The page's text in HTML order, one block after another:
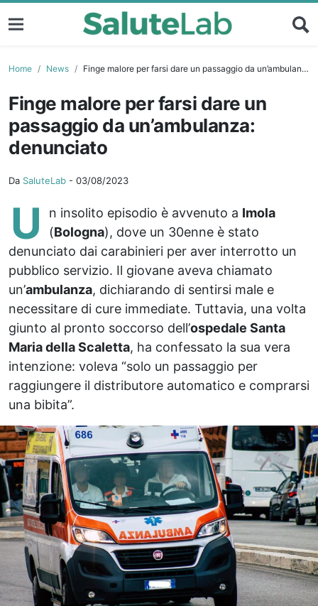
Home News Finge malore per farsi dare un passaggio da un’ambulanza: denunciato
Finge malore per farsi dare un
passaggio da un’ambulanza:
denunciato
Da SaluteLab - 03/08/2023
U n insolito episodio è avvenuto a Imola
(Bologna), dove un 30enne è stato
denunciato dai carabinieri per aver interrotto un
pubblico servizio. Il giovane aveva chiamato
un’ambulanza, dichiarando di sentirsi male e
necessitare di cure immediate. Tuttavia, una volta
giunto al pronto soccorso dell’ospedale Santa
Maria della Scaletta, ha confessato la sua vera
intenzione: voleva “solo un passaggio per
raggiungere il distributore automatico e comprarsi
una bibita”.